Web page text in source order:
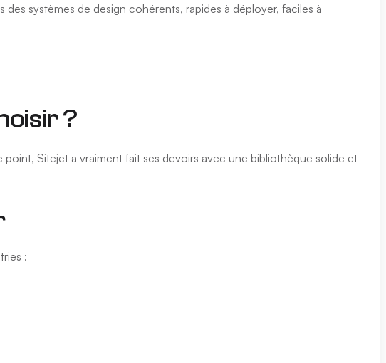
systèmes de design cohérents, rapides à déployer, faciles à
?
Sitejet a vraiment fait ses devoirs avec une bibliothèque solide et
: